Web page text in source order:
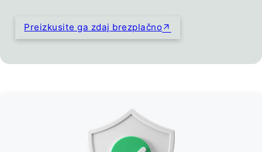
Preizkusite ga zdaj brezplačno